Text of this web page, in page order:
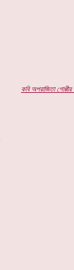
কবিঅপরাজিতা গোপ্পীর